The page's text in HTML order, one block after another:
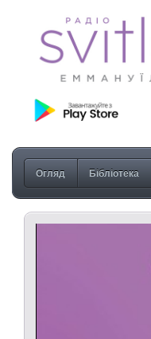
Огляд Бібліотека